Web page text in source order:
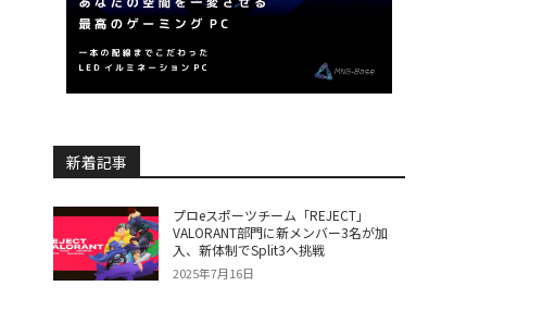
新着記事
プロeスポーツチーム「REJECT」
VALORANT部門に新メンバー3名が加
入、新体制でSplit3へ挑戦
2025年7月16日